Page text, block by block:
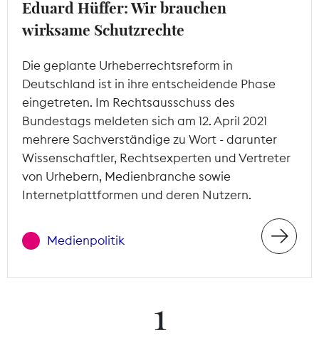
Eduard Hüffer: Wir brauchen
wirksame Schutzrechte
Die geplante Urheberrechtsreform in
Deutschland ist in ihre entscheidende Phase
eingetreten. Im Rechtsausschuss des
Bundestags meldeten sich am 12. April 2021
mehrere Sachverständige zu Wort - darunter
Wissenschaftler, Rechtsexperten und Vertreter
von Urhebern, Medienbranche sowie
Internetplattformen und deren Nutzern.
Medienpolitik
1